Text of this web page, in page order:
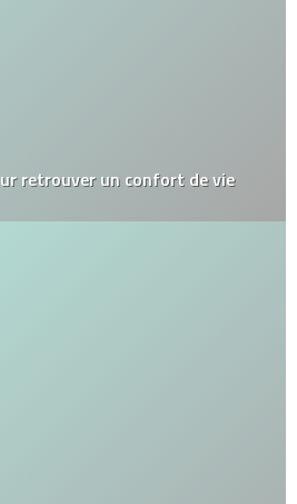
retrouver un confort de vie